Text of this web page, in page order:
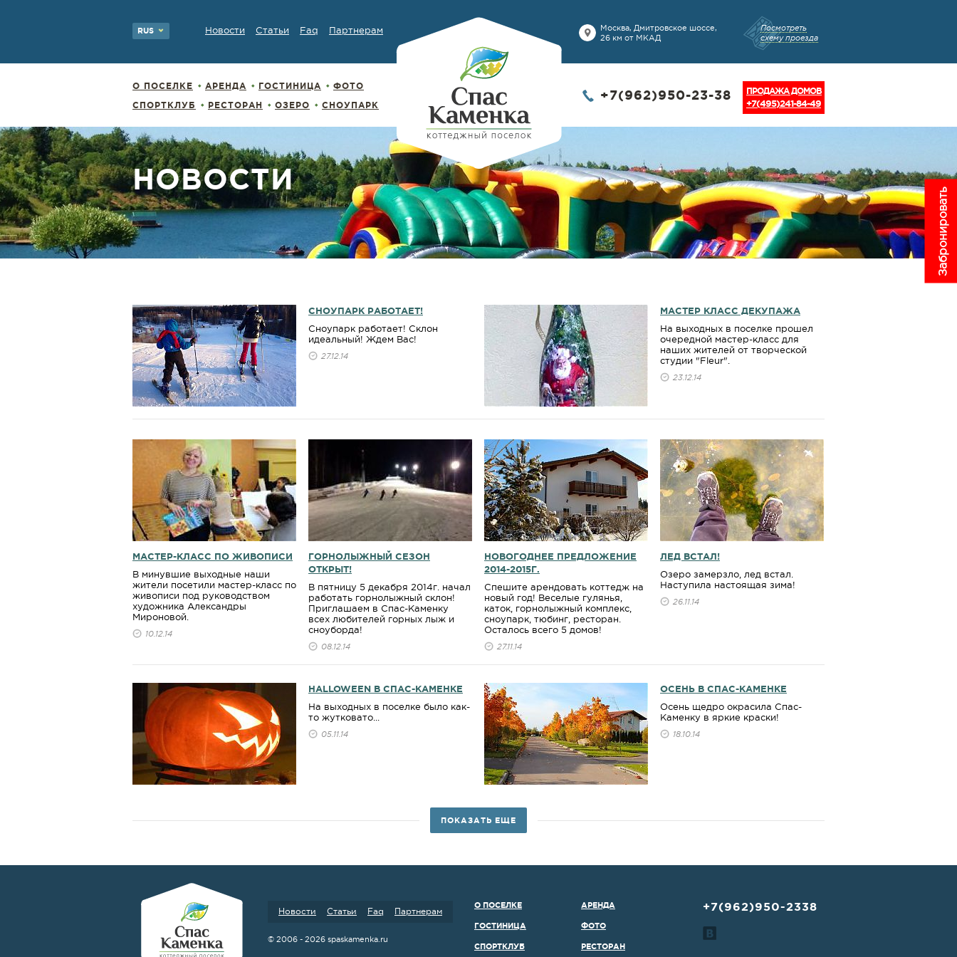
RUS Новости Статьи Faq Партнерам
Москва, Дмитровское шоссе,
26 км от МКАД
Посмотреть
схему проезда
О ПОСЕЛКЕ АРЕНДА ГОСТИНИЦА ФОТО
СПОРТКЛУБ РЕСТОРАН ОЗЕРО СНОУПАРК
+7(962)950-23-38
Забронировать
ПРОДАЖА ДОМОВ
+7(495)241-84-49
НОВОСТИ
СНОУПАРК РАБОТАЕТ!
Сноупарк работает! Склон
идеальный! Ждем Вас!
27.12.14
МАСТЕР КЛАСС ДЕКУПАЖА
На выходных в поселке прошел
очередной мастер-класс для
наших жителей от творческой
студии "Fleur".
23.12.14
МАСТЕР-КЛАСС ПО ЖИВОПИСИ
В минувшие выходные наши
жители посетили мастер-класс по
живописи под руководством
художника Александры
Мироновой.
10.12.14
ГОРНОЛЫЖНЫЙ СЕЗОН
ОТКРЫТ!
В пятницу 5 декабря 2014г. начал
работать горнолыжный склон!
Приглашаем в Спас-Каменку
всех любителей горных лыж и
сноуборда!
08.12.14
НОВОГОДНЕЕ ПРЕДЛОЖЕНИЕ
2014-2015Г.
Спешите арендовать коттедж на
новый год! Веселые гулянья,
каток, горнолыжный комплекс,
сноупарк, тюбинг, ресторан.
Осталось всего 5 домов!
27.11.14
ЛЕД ВСТАЛ!
Озеро замерзло, лед встал.
Наступила настоящая зима!
26.11.14
HALLOWEEN В СПАС-КАМЕНКЕ
На выходных в поселке было как-
то жутковато...
05.11.14
ОСЕНЬ В СПАС-КАМЕНКЕ
Осень щедро окрасила Спас-
Каменку в яркие краски!
18.10.14
ПОКАЗАТЬ ЕЩЕ
Новости Статьи Faq Партнерам
© 2006 - 2026 spaskamenka.ru
О ПОСЕЛКЕ АРЕНДА
ГОСТИНИЦА ФОТО
СПОРТКЛУБ РЕСТОРАН
+7(962)950-2338